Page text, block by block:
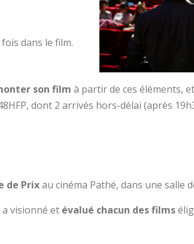
dans le film.
son film à partir de ces éléments,
dont 2 arrivés hors-délai (après
de Prixau cinéma Pathé, dans une salle
a visionné et évalué chacun des films